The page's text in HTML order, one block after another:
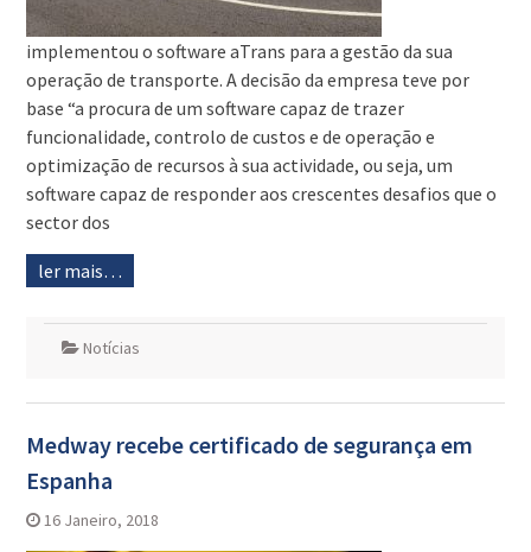
implementou o software aTrans para a gestão da sua
operação de transporte. A decisão da empresa teve por
base “a procura de um software capaz de trazer
funcionalidade, controlo de custos e de operação e
optimização de recursos à sua actividade, ou seja, um
software capaz de responder aos crescentes desafios que o
sector dos
ler mais…
Notícias
Medway recebe certificado de segurança em
Espanha
16 Janeiro, 2018